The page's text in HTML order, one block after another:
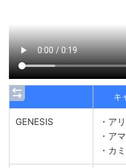
キ
GENESIS
・ア
・ア
・カ